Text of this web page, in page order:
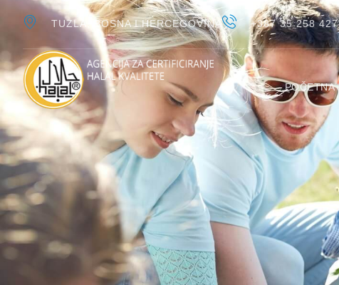
TUZLA, BOSNA I HERCEGOVINA +387 35 258 427
POČETNA